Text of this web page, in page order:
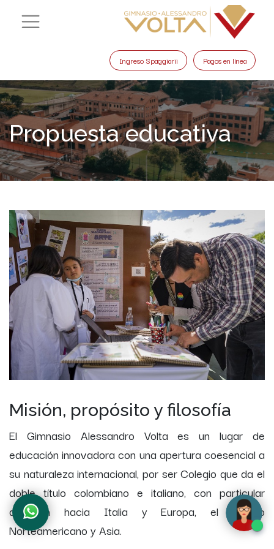
Ingreso Spaggiarii Pagos en línea
Propuesta educativa
Misión, propósito y filosofía
El Gimnasio Alessandro Volta es un lugar de
educación innovadora con una apertura coesencial a
su naturaleza internacional, por ser Colegio que da el
doble título colombiano e italiano, con particular
atención hacia Italia y Europa, el mundo
Norteamericano y Asia.